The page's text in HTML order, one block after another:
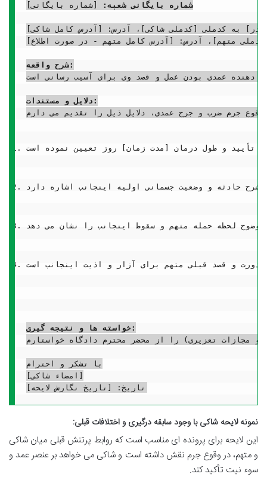
شماره بایگانی شعبه: [شماره بایگانی]
متهم]، آدرس: [آدرس کامل متهم - در صورت اطلاع]
شرح واقعه:
نشان دهنده عمدی بودن عمل و قصد وی برای آسیب رسانی است.
دلایل و مستندات:
خواسته ها و نتیجه گیری:
مجازات تعزیری) را از محضر محترم دادگاه خواستارم.
با تشکر و احترام
[امضاء شاکی]
نمونه لایحه شاکی با وجود سابقه درگیری و اختلافات قبلی:
این لایحه برای پرونده ای مناسب است که روابط پرتنش قبلی میان شاکی
و متهم، در وقوع جرم نقش داشته است و شاکی می خواهد بر عنصر عمد و
سوء نیت تأکید کند.